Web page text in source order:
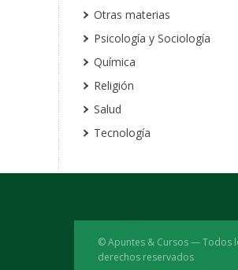
Otras materias
Psicología y Sociología
Química
Religión
Salud
Tecnología
© Apuntes & Cursos — Todos
derechos reservados